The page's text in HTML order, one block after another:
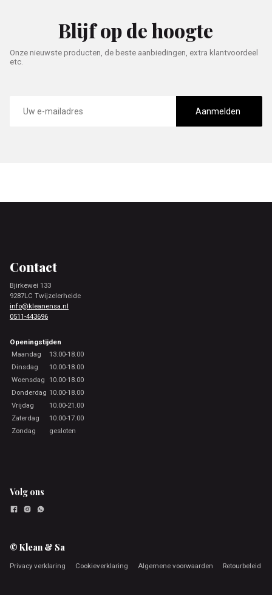
Blijf op de hoogte
Onze nieuwste producten, de beste aanbiedingen, extra klantvoordeel
etc.
mailadres
Aanmelden
Contact
Bjirkewei 133
9287LC Twijzelerheide
info@kleanensa.nl
0511-443696
Openingstijden
Maandag
13.00-18.00
Dinsdag
10.00-18.00
Woensdag 10.00-18.00
Donderdag 10.00-18.00
Vrijdag
10.00-21.00
Zaterdag
10.00-17.00
Zondag
gesloten
Volg ons
© Klean & Sa
Privacy verklaring Cookieverklaring Algemene voorwaarden Retourbeleid